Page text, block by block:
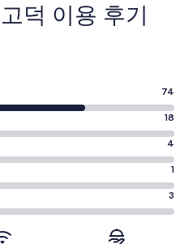
덕 이용 후기
74
18
4
1
3